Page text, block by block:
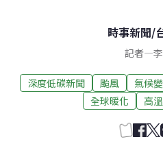
時事新聞/
記者—
深度低碳新聞 颱風 氣候
全球暖化
高溫